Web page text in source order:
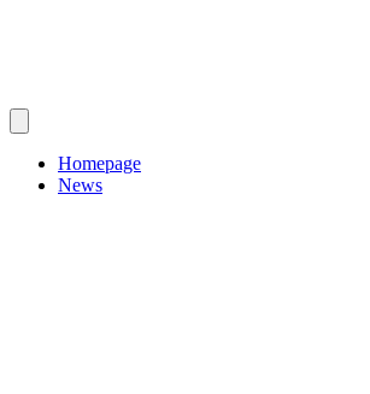
Homepage
News